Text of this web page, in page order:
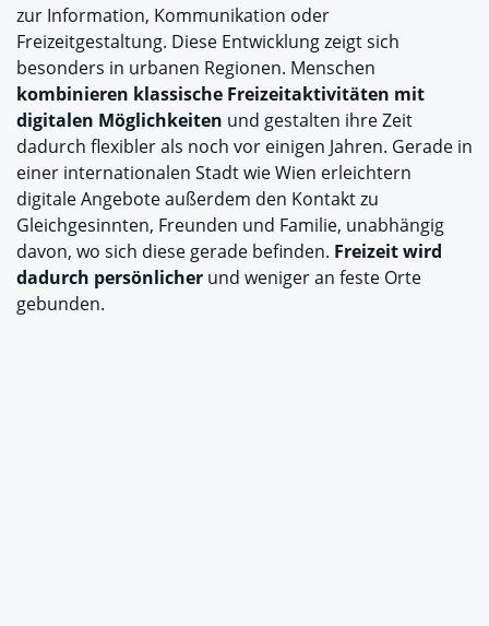
zur Information, Kommunikation oder
Freizeitgestaltung. Diese Entwicklung zeigt sich
besonders in urbanen Regionen. Menschen
kombinieren klassische Freizeitaktivitäten mit
digitalen Möglichkeiten und gestalten ihre Zeit
dadurch flexibler als noch vor einigen Jahren. Gerade in
einer internationalen Stadt wie Wien erleichtern
digitale Angebote außerdem den Kontakt zu
Gleichgesinnten, Freunden und Familie, unabhängig
davon, wo sich diese gerade befinden. Freizeit wird
dadurch persönlicher und weniger an feste Orte
gebunden.